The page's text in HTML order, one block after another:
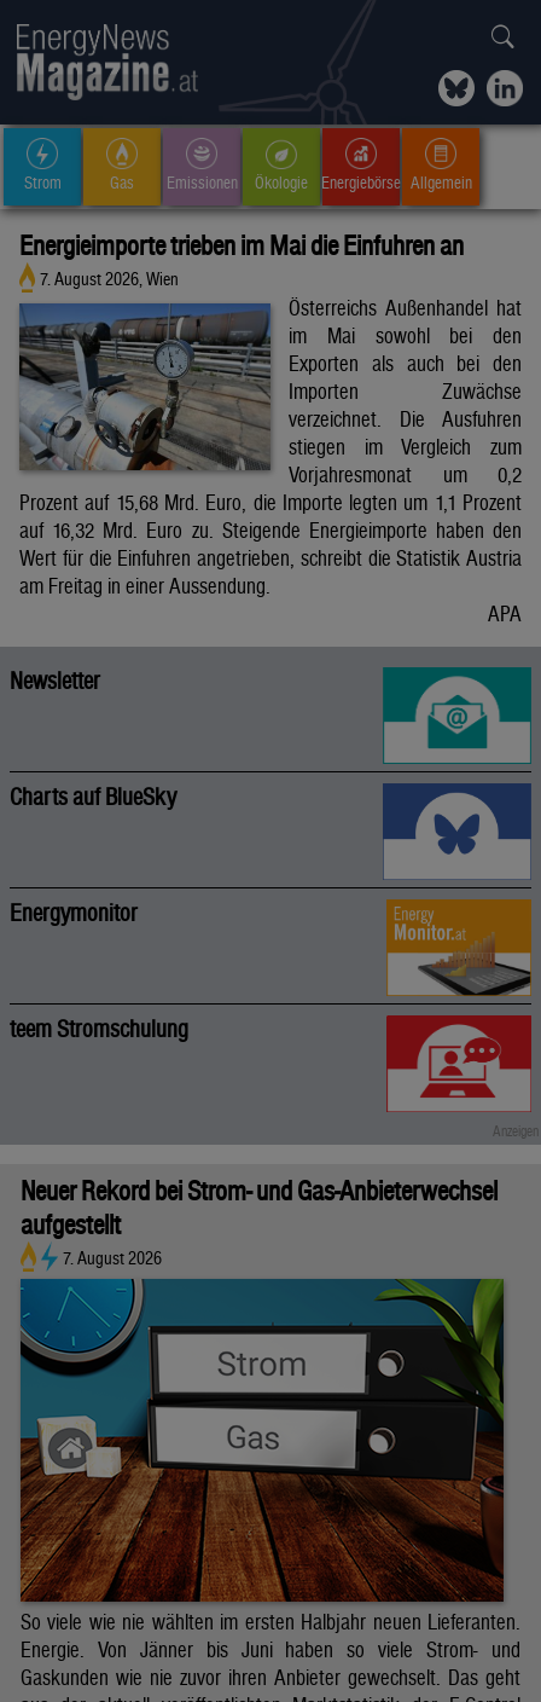
Strom Gas Emissionen Ökologie Energiebörse Allgemein
Energieimporte trieben im Mai die Einfuhren an
7. August 2026, Wien
Österreichs Außenhandel hat
im Mai sowohl bei den
Exporten als auch bei den
Importen Zuwächse
verzeichnet. Die Ausfuhren
stiegen im Vergleich zum
Vorjahresmonat um 0,2
Prozent auf 15,68 Mrd. Euro, die Importe legten um 1,1 Prozent
auf 16,32 Mrd. Euro zu. Steigende Energieimporte haben den
Wert für die Einfuhren angetrieben, schreibt die Statistik Austria
am Freitag in einer Aussendung.
APA
Newsletter
Charts auf BlueSky
Energymonitor
teem Stromschulung
Neuer Rekord bei Strom- und Gas-Anbieterwechsel
aufgestellt
7. August 2026
So viele wie nie wählten im ersten Halbjahr neuen Lieferanten.
Energie. Von Jänner bis Juni haben so viele Strom- und
Gaskunden wie nie zuvor ihren Anbieter gewechselt. Das geht